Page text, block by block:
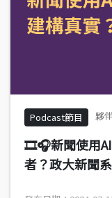
Podcast節目
🎞️🎧新聞使用
者？政大新聞